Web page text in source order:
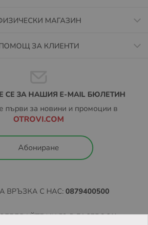
МАГАЗИН
ЗА КЛИЕНТИ
СЕ ЗА НАШИЯ E-MAIL БЮЛЕТИН
първи за новини и промоции в
OTROVI.COM
Абониране
ВРЪЗКА С НАС: 0879400500
НИ ВЪВFACEBOOK